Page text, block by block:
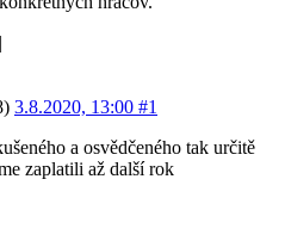
|
3.8.2020, 13:00 #1
a osvědčeného tak určitě
zaplatili až další rok